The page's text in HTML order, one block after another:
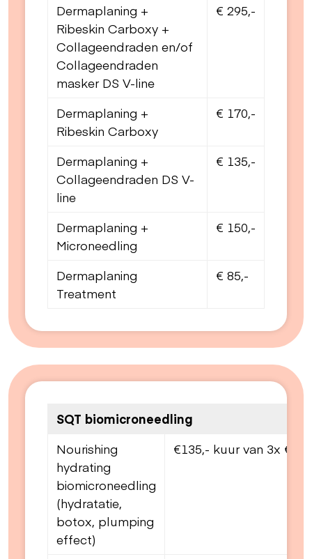
Dermaplaning +
Ribeskin Carboxy +
Collageendraden en/of
Collageendraden
masker DS V-line
€ 295,-
Dermaplaning +
Ribeskin Carboxy
€ 170,-
Dermaplaning +
Collageendraden DS V-
line
€ 135,-
Dermaplaning +
Microneedling
€ 150,-
Dermaplaning
Treatment
€ 85,-
SQT biomicroneedling
Nourishing
hydrating
biomicroneedling
(hydratatie,
botox, plumping
effect)
€135,- kuur van 3x